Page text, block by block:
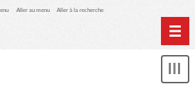
Aller au menu Aller à la recherche